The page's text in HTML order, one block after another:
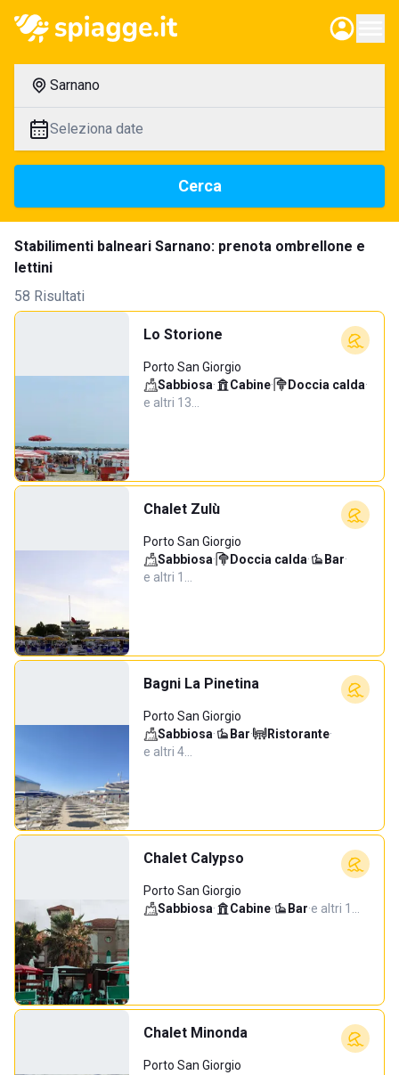
Sarnano
Seleziona date
Cerca
Stabilimenti balneari Sarnano: prenota ombrellone e
lettini
58 Risultati
Lo Storione
Porto San Giorgio
Sabbiosa· Cabine· Doccia calda·
e altri 13…
Chalet Zulù
Porto San Giorgio
Sabbiosa· Doccia calda· Bar·
e altri 1…
Bagni La Pinetina
Porto San Giorgio
Sabbiosa· Bar· Ristorante·
e altri 4…
Chalet Calypso
Porto San Giorgio
Sabbiosa· Cabine· Bar·e altri 1…
Chalet Minonda
Porto San Giorgio